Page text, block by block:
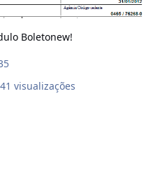
Boletonew!
visualizações